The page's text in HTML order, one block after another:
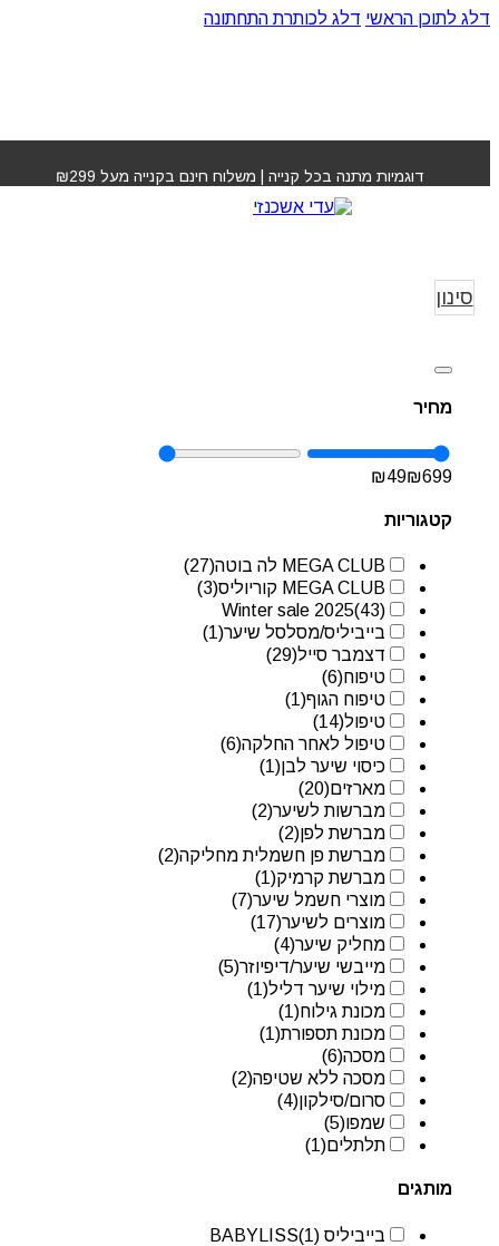
דלג לתוכן הראשי דלג לכותרת התחתונה
דוגמיות מתנה בכל קנייה | משלוח חינם בקנייה מעל ₪299
Winter sale 2025
סינון
מחיר
₪49₪699
קטגוריות
MEGA CLUB לה בוטה
(27)
MEGA CLUB קוריוליס
(3)
Winter sale 2025(43)
בייביליס/מסלסל שיער(1)
דצמבר סייל(29)
טיפוח(6)
טיפוח הגוף(1)
טיפול(14)
טיפול לאחר החלקה(6)
כיסוי שיער לבן(1)
מארזים(20)
מברשות לשיער(2)
מברשת לפן(2)
מברשת פן חשמלית מחליקה(2)
מברשת קרמיק(1)
מוצרי חשמל שיער(7)
מוצרים לשיער(17)
מחליק שיער(4)
מייבשי שיער/דיפיוזר(5)
מילוי שיער דליל(1)
מכונת גילוח(1)
מכונת תספורת(1)
מסכה(6)
מסכה ללא שטיפה(2)
סרום/סילקון(4)
שמפו(5)
תלתלים(1)
מותגים
בייביליס BABYLISS(1)